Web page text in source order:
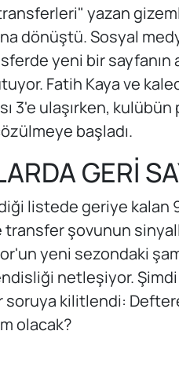
yazan
dönüştü. Sosyal
yeni bir sayfanın
Fatih Kaya ve
3'e ulaşırken,
başladı.
GERİ
listede geriye kalan
şovunun
yeni sezondaki
netleşiyor. Şimdi
soruya kilitlendi:
olacak?